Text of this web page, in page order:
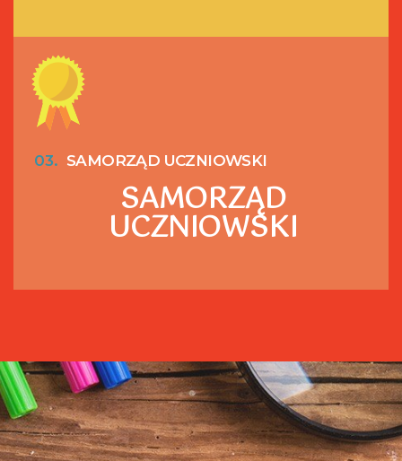
03. SAMORZĄD UCZNIOWSKI
SAMORZĄD
UCZNIOWSKI